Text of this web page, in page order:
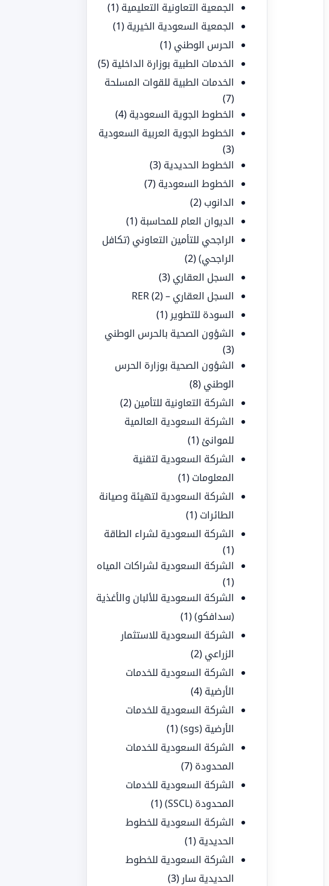
الجمعية التعاونية التعليمية (1)
الجمعية السعودية الخيرية (1)
الحرس الوطني (1)
الخدمات الطبية بوزارة الداخلية (5)
الخدمات الطبية للقوات المسلحة
(7)
الخطوط الجوية السعودية (4)
الخطوط الجوية العربية السعودية
(3)
الخطوط الحديدية (3)
الخطوط السعودية (7)
الدانوب (2)
الديوان العام للمحاسبة (1)
الراجحي للتأمين التعاوني (تكافل
الراجحي)(2)
السجل العقاري (3)
السجل العقاري – RER(2)
السودة للتطوير (1)
الشؤون الصحية بالحرس الوطني
(3)
الشؤون الصحية بوزارة الحرس
الوطني (8)
الشركة التعاونية للتأمين (2)
الشركة السعودية العالمية
للموانئ (1)
الشركة السعودية لتقنية
المعلومات (1)
الشركة السعودية لتهيئة وصيانة
الطائرات (1)
الشركة السعودية لشراء الطاقة
(1)
الشركة السعودية لشراكات المياه
(1)
الشركة السعودية للألبان والأغذية
(سدافكو)(1)
الشركة السعودية للاستثمار
الزراعي (2)
الشركة السعودية للخدمات
الأرضية (4)
الشركة السعودية للخدمات
الأرضية (sgs)
(1)
الشركة السعودية للخدمات
المحدودة (7)
الشركة السعودية للخدمات
المحدودة (SSCL)
(1)
الشركة السعودية للخطوط
الحديدية (1)
الشركة السعودية للخطوط
الحديدية سار (3)